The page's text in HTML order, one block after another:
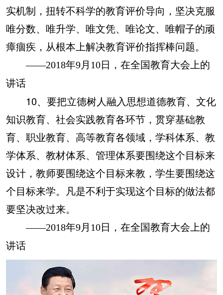
实机制，扭转不科学的教育评价导向，坚决克服
唯分数、唯升学、唯文凭、唯论文、唯帽子的顽
瘴痼疾，从根本上解决教育评价指挥棒问题。
——2018年9月10日，在全国教育大会上的
讲话
10、要把立德树人融入思想道德教育、文化
知识教育、社会实践教育各环节，贯穿基础教
育、职业教育、高等教育各领域，学科体系、教
学体系、教材体系、管理体系要围绕这个目标来
设计，教师要围绕这个目标来教，学生要围绕这
个目标来学。凡是不利于实现这个目标的做法都
要坚决改过来。
——2018年9月10日，在全国教育大会上的
讲话